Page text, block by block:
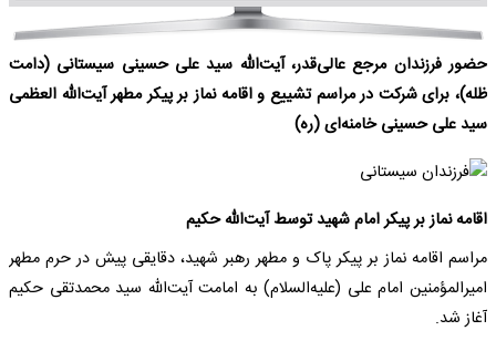
حضور فرزندان مرجع عالی‌قدر، آیت‌الله سید علی حسینی سیستانی (دامت
ظله)، برای شرکت در مراسم تشییع و اقامه نماز بر پیکر مطهر آیت‌الله العظمی
سید علی حسینی خامنه‌ای (ره)
اقامه نماز بر پیکر امام شهید توسط آیت‌الله حکیم
مراسم اقامه نماز بر پیکر پاک و مطهر رهبر شهید، دقایقی پیش در حرم مطهر
امیرالمؤمنین امام علی (علیه‌السلام) به امامت آیت‌الله سید محمدتقی حکیم
آغاز شد.